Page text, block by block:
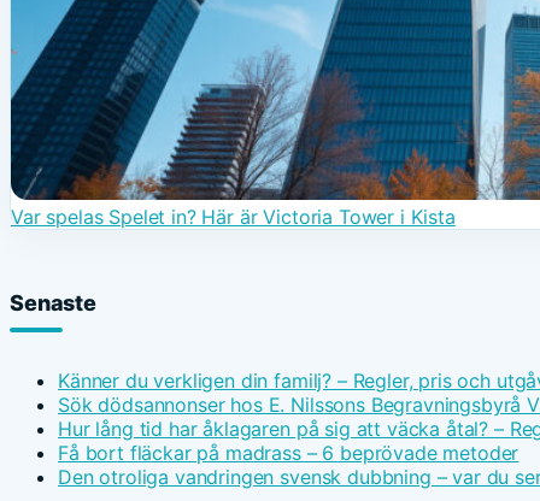
Var spelas Spelet in? Här är Victoria Tower i Kista
Senaste
Känner du verkligen din familj? – Regler, pris och
Sök dödsannonser hos E. Nilssons Begravningsbyrå
Hur lång tid har åklagaren på sig att väcka åtal? –
Få bort fläckar på madrass – 6 beprövade metoder
Den otroliga vandringen svensk dubbning – var du